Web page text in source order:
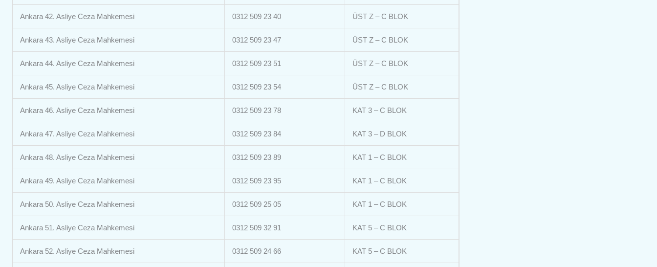
Ankara 42. Asliye Ceza Mahkemesi 0312 509 23 40 ÜST Z – C BLOK
Ankara 43. Asliye Ceza Mahkemesi 0312 509 23 47 ÜST Z – C BLOK
Ankara 44. Asliye Ceza Mahkemesi 0312 509 23 51 ÜST Z – C BLOK
Ankara 45. Asliye Ceza Mahkemesi 0312 509 23 54 ÜST Z – C BLOK
Ankara 46. Asliye Ceza Mahkemesi 0312 509 23 78 KAT 3 – C BLOK
Ankara 47. Asliye Ceza Mahkemesi 0312 509 23 84 KAT 3 – D BLOK
Ankara 48. Asliye Ceza Mahkemesi 0312 509 23 89 KAT 1 – C BLOK
Ankara 49. Asliye Ceza Mahkemesi 0312 509 23 95 KAT 1 – C BLOK
Ankara 50. Asliye Ceza Mahkemesi 0312 509 25 05 KAT 1 – C BLOK
Ankara 51. Asliye Ceza Mahkemesi 0312 509 32 91 KAT 5 – C BLOK
Ankara 52. Asliye Ceza Mahkemesi 0312 509 24 66 KAT 5 – C BLOK